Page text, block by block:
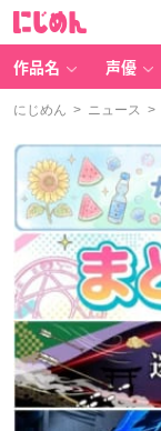
作品名 声優
にじめん > ニュース >